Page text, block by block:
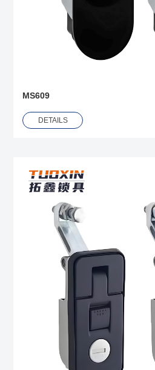
MS609
DETAILS